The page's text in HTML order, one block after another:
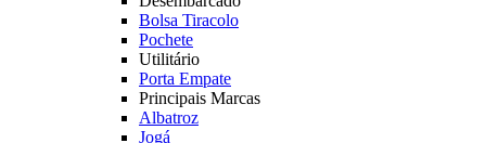
Bolsa Tiracolo
Pochete
Utilitário
Porta Empate
Principais Marcas
Albatroz
Jogá